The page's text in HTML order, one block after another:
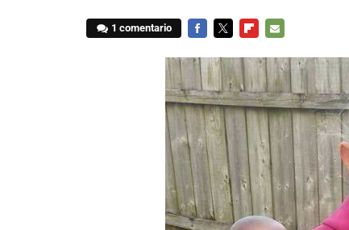
1 comentario
MAIL